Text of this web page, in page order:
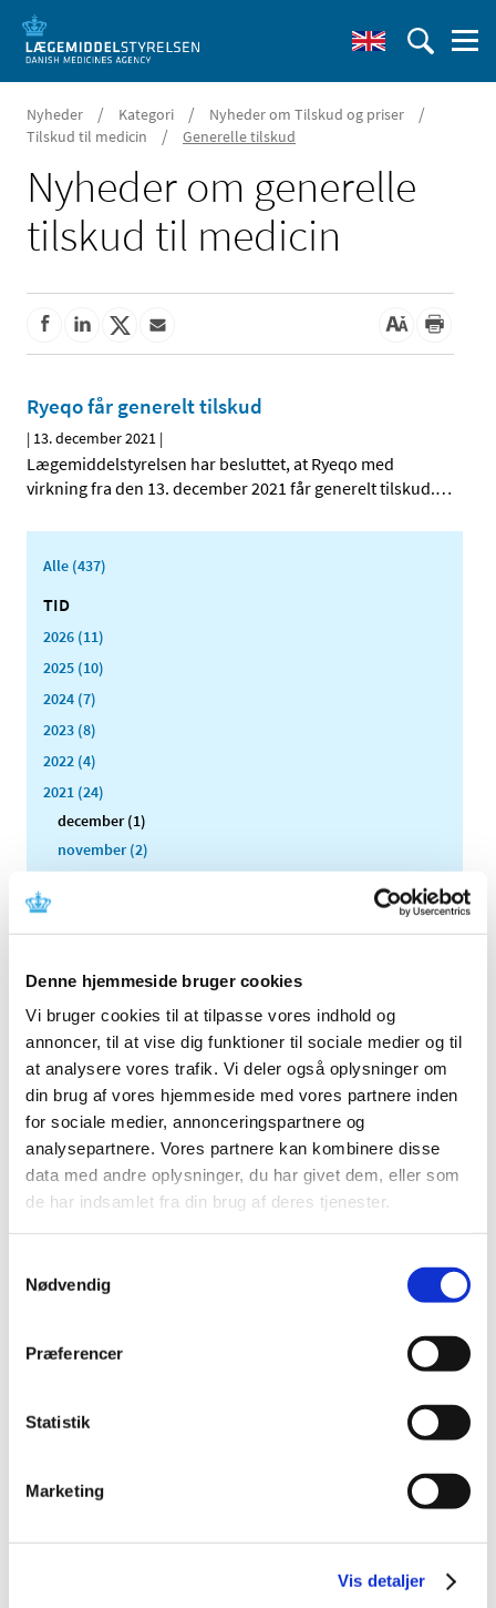
Denne hjemmeside bruger cookies
Vi bruger cookies til at tilpasse vores indhold og
annoncer, til at vise dig funktioner til sociale medier og til
at analysere vores trafik. Vi deler også oplysninger om
din brug af vores hjemmeside med vores partnere inden
for sociale medier, annonceringspartnere og
analysepartnere. Vores partnere kan kombinere disse
data med andre oplysninger, du har givet dem, eller som
de har indsamlet fra din brug af deres tjenester.
Nødvendig
Præferencer
Statistik
Marketing
Vis detaljer
Nyheder / Kategori / Nyheder om Tilskud og priser /
Tilskud til medicin / Generelle tilskud
Nyheder om generelle
tilskud til medicin
Ryeqo får generelt tilskud
| 13. december 2021 |
Lægemiddelstyrelsen har besluttet, at Ryeqo med
virkning fra den 13. december 2021 får generelt tilskud.…
Alle (437)
TID
2026 (11)
2025 (10)
2024 (7)
2023 (8)
2022 (4)
2021 (24)
december (1)
november (2)
oktober (4)
august (2)
juni (1)
maj (6)
april (2)
marts (1)
februar (1)
2020 (7)
2019 (39)
2018 (40)
2017 (31)
2015 (30)
2013 (44)
2011 (13)
2009 (13)
2007 (3)